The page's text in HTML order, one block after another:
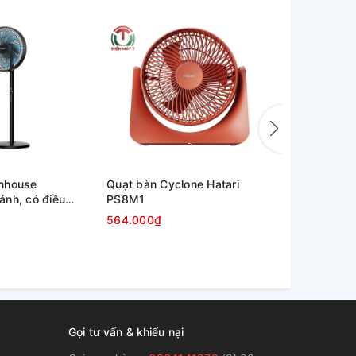
có điều
Quạt bàn Cyclone Hatari
PS8M1
564.000₫
Gọi tư vấn & khiếu nại